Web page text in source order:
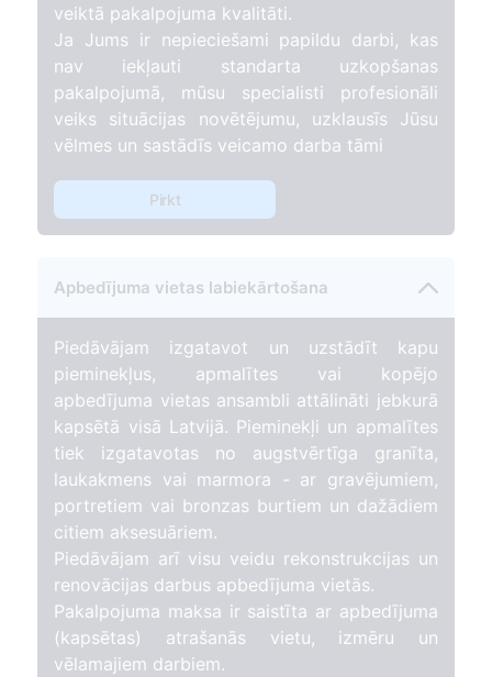
veiktā pakalpojuma kvalitāti.
Ja Jums ir nepieciešami papildu darbi, kas
nav iekļauti standarta uzkopšanas
pakalpojumā, mūsu specialisti profesionāli
veiks situācijas novētējumu, uzklausīs Jūsu
vēlmes un sastādīs veicamo darba tāmi
Pirkt
Apbedījuma vietas labiekārtošana
Piedāvājam izgatavot un uzstādīt kapu
pieminekļus, apmalītes vai kopējo
apbedījuma vietas ansambli attālināti jebkurā
kapsētā visā Latvijā. Pieminekļi un apmalītes
tiek izgatavotas no augstvērtīga granīta,
laukakmens vai marmora - ar gravējumiem,
portretiem vai bronzas burtiem un dažādiem
citiem aksesuāriem.
Piedāvājam arī visu veidu rekonstrukcijas un
renovācijas darbus apbedījuma vietās.
Pakalpojuma maksa ir saistīta ar apbedījuma
(kapsētas) atrašanās vietu, izmēru un
vēlamajiem darbiem.